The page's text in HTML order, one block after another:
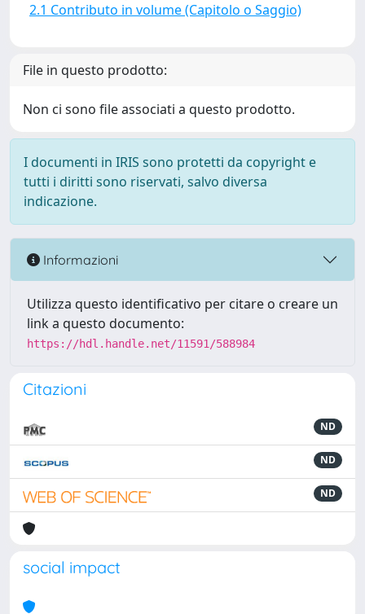
2.1 Contributo in volume (Capitolo o Saggio)
File in questo prodotto:
Non ci sono file associati a questo prodotto.
I documenti in IRIS sono protetti da copyright e
tutti i diritti sono riservati, salvo diversa
indicazione.
Informazioni
Utilizza questo identificativo per citare o creare un
link a questo documento:
https://hdl.handle.net/11591/588984
Citazioni
ND
ND
ND
social impact